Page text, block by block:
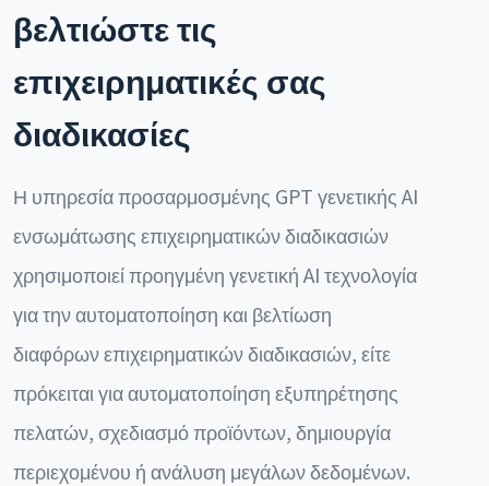
βελτιώστε τις
επιχειρηματικές σας
διαδικασίες
Η υπηρεσία προσαρμοσμένης GPT γενετικής AI
ενσωμάτωσης επιχειρηματικών διαδικασιών
χρησιμοποιεί προηγμένη γενετική AI τεχνολογία
για την αυτοματοποίηση και βελτίωση
διαφόρων επιχειρηματικών διαδικασιών, είτε
πρόκειται για αυτοματοποίηση εξυπηρέτησης
πελατών, σχεδιασμό προϊόντων, δημιουργία
περιεχομένου ή ανάλυση μεγάλων δεδομένων.